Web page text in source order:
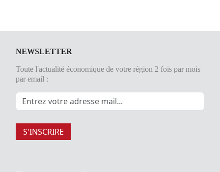
NEWSLETTER
Toute l'actualité économique de votre région 2 fois par mois
par email :
S'INSCRIRE